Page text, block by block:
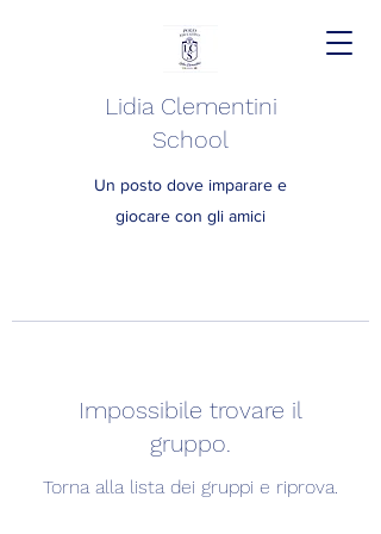
Lidia Clementini
School
Un posto dove imparare e
giocare con gli amici
Impossibile trovare il
gruppo.
Torna alla lista dei gruppi e riprova.